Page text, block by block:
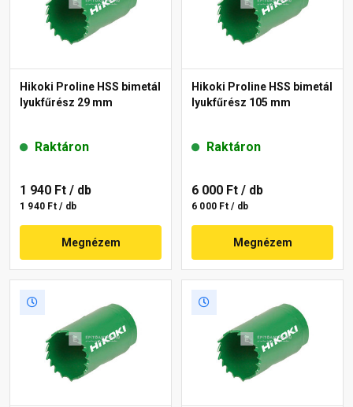
Hikoki Proline HSS bimetál
lyukfűrész 29 mm
Raktáron
1 940 Ft / db
1 940 Ft / db
Megnézem
Hikoki Proline HSS bimetál
lyukfűrész 105 mm
Raktáron
6 000 Ft / db
6 000 Ft / db
Megnézem